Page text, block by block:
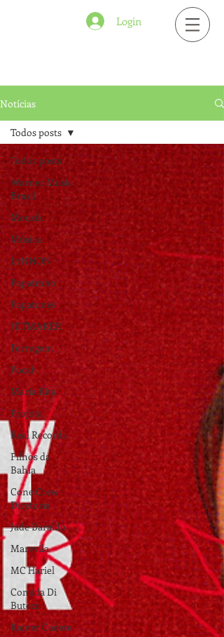
Login
Notícias
Todos posts
Warner Music
Brasil
Mousik
Música
L7NNON
Papatinho
Papatunes
HITMAKER
Ferrugem
Pocah
Maria Rita
Projota
Real Records
Filhos da
Bahia
Cone Crew
Diretoria
Jade Baraldo
Marvvila
MC Hariel
Comida Di
Buteco
Rainer Cadete
Todos posts